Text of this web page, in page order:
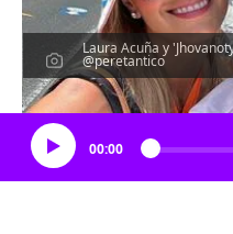
Laura Acuña y
@peretantico
00:00